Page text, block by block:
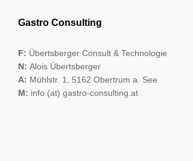
Gastro Consulting
F: Übertsberger Consult & Technologie
N: Alois Übertsberger
A: Mühlstr. 1, 5162 Obertrum a. See
M: info (at) gastro-consulting.at